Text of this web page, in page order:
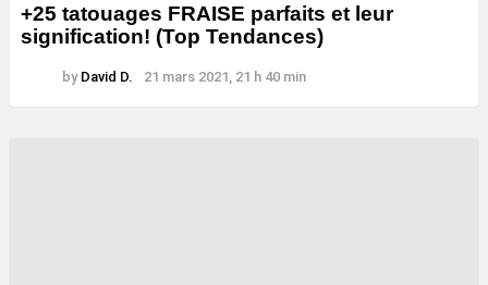
+25 tatouages ​​FRAISE parfaits et leur
signification! (Top Tendances)
by David D. 21 mars 2021, 21 h 40 min